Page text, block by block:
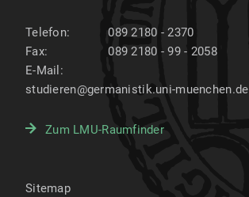
Telefon:
089 2180 - 2370
Fax:
089 2180 - 99 - 2058
E-Mail:
studieren@germanistik.uni-muenchen.de
Zum LMU-Raumfinder
Sitemap